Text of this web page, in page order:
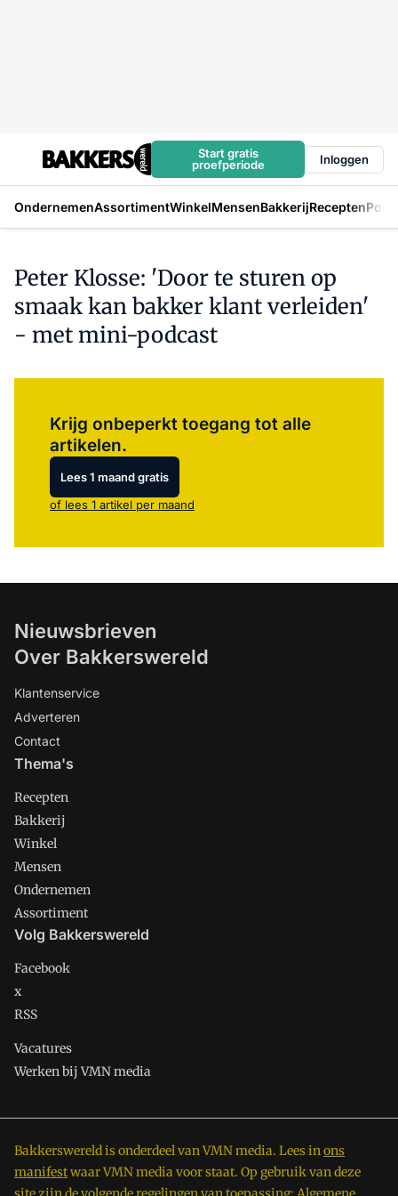
Start gratis
proefperiode
Inloggen
OndernemenAssortimentWinkelMensenBakkerijRecepten
Peter Klosse: 'Door te sturen op
smaak kan bakker klant verleiden'
- met mini-podcast
Krijg onbeperkt toegang tot alle
artikelen.
Lees 1 maand gratis
of lees 1 artikel per maand
Nieuwsbrieven
Over Bakkerswereld
Klantenservice
Adverteren
Contact
Thema's
Recepten
Bakkerij
Winkel
Mensen
Ondernemen
Assortiment
Volg Bakkerswereld
Facebook
x
RSS
Vacatures
Werken bij VMN media
Bakkerswereld is onderdeel van VMN media. Lees inons
manifestwaar VMN media voor staat. Op gebruik van deze